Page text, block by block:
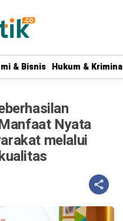
& Bisnis Hukum &
& Bisnis Hukum &
Nyata
melalui